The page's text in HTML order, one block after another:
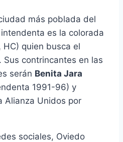
más poblada del
es la colorada
HC) quien busca el
Sus contrincantes en las
serán Benita Jara
1991-96) y
Alianza Unidos por
sociales, Oviedo